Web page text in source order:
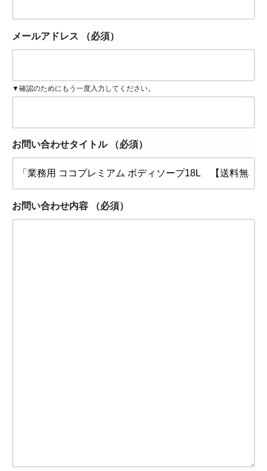
メールアドレス （必須）
▼確認のためにもう一度入力してください。
お問い合わせタイトル （必須）
お問い合わせ内容 （必須）